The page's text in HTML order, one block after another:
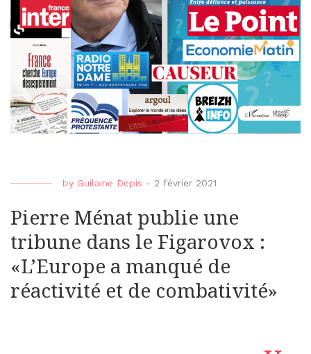
by Guilaine Depis - 2 février 2021
Pierre Ménat publie une
tribune dans le Figarovox :
«L’Europe a manqué de
réactivité et de combativité»